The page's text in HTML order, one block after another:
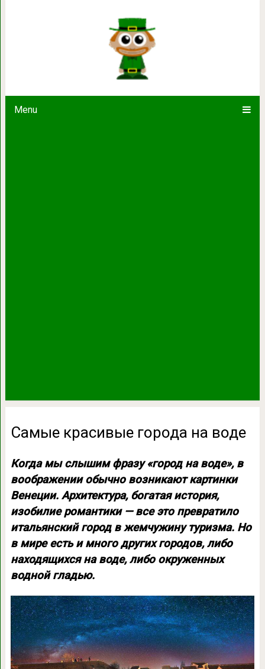
Menu
Самые красивые
Самые красивые города на воде
Когда мы слышим фразу «город на воде», в
воображении обычно возникают картинки
Венеции. Архитектура, богатая история,
изобилие романтики — все это превратило
итальянский город в жемчужину туризма. Но
в мире есть и много других городов, либо
находящихся на воде, либо окруженных
водной гладью.